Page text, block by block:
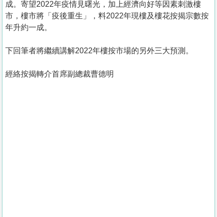
成。寄望2022年疫情見曙光，加上經濟向好等因素刺激樓
市，樓市將「疫後重生」，料2022年現樓及樓花按揭宗數按
年升約一成。
下回筆者將繼續講解2022年樓按市場的另外三大預測。
經絡按揭轉介首席副總裁曹德明